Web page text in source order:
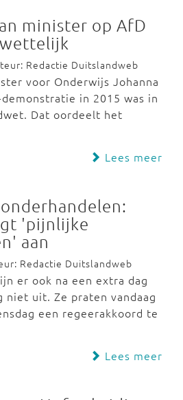
minister op AfD
Redactie Duitslandweb
voor Onderwijs Johanna
in 2015 was in
Dat oordeelt het
Lees meer
'pijnlijke
aan
Redactie Duitslandweb
er ook na een extra dag
niet uit. Ze praten vandaag
een regeerakkoord te
Lees meer